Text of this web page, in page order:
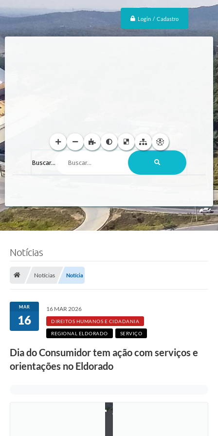
Login / Cadastro
Buscar...
Notícias
Notícias Notícia
MAR
16
16 MAR 2026
DIREITOS HUMANOS E CIDADANIA
REGIONAL ELDORADO SERVIÇO
Dia do Consumidor tem ação com serviços e
orientações no Eldorado
l
g
ã
o
/
e